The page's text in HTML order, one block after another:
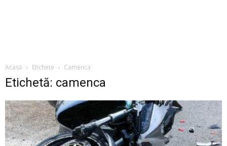
Acasă Etichete Camenca
Etichetă: camenca